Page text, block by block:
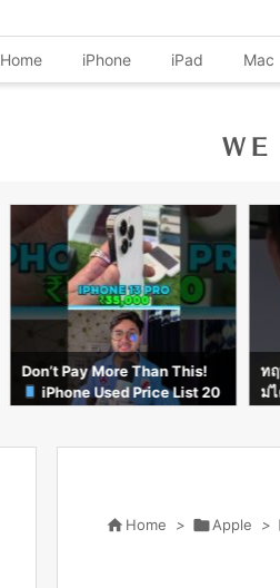
Home iPhone iPad Mac
ทฤษฎีเลจคี่ใช้กับ iPhone รุ่นนี้ไ
ม่ได้!?#อาตี๋รีวิว #iphone #ipho
 Home > Apple >